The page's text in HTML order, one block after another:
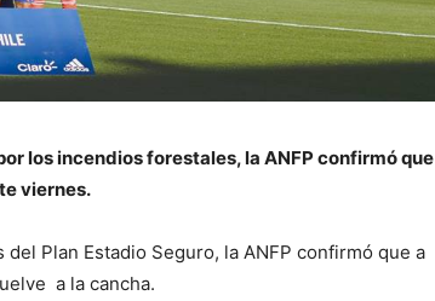
los incendios forestales, la ANFP confirmó que
viernes.
Plan Estadio Seguro, la ANFP confirmó que a
a la cancha.